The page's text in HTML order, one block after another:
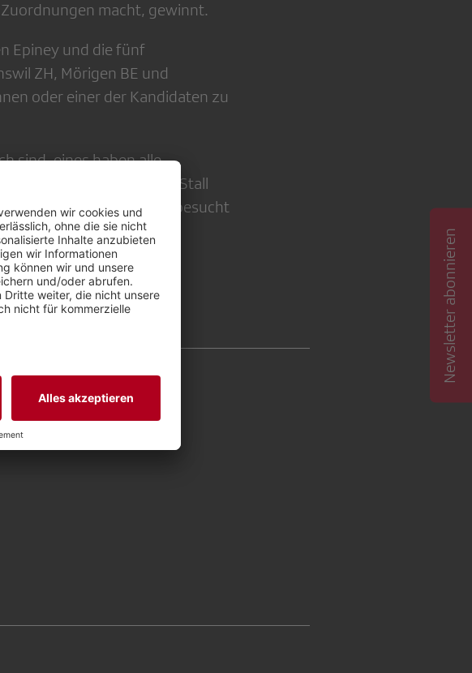
macht, gewinnt.
Epiney und die fünf
ZH, Mörigen BE und
oder einer der Kandidaten zu
sind, eines haben alle
Ob umgebauter Stall
während der Sendung besucht
1 Newsletter abonnieren